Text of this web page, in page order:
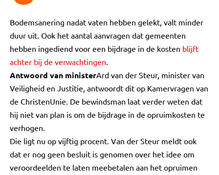
Bodemsanering nadat vaten hebben gelekt, valt minder
duur uit. Ook het aantal aanvragen dat gemeenten
hebben ingediend voor een bijdrage in de kosten blijft
achter bij de verwachtingen.
Antwoord van ministerArd van der Steur, minister van
Veiligheid en Justitie, antwoordt dit op Kamervragen van
de ChristenUnie. De bewindsman laat verder weten dat
hij niet van plan is om de bijdrage in de opruimkosten te
verhogen.
Die ligt nu op vijftig procent. Van der Steur meldt ook
dat er nog geen besluit is genomen over het idee om
veroordeelden te laten meebetalen aan het opruimen